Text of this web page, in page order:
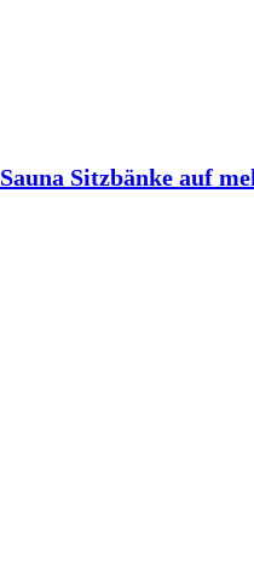
Sitzbänke auf